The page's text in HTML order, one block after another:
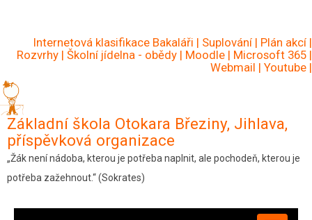
hlavnímuInternetová klasifikace Bakaláři | Suplování | Plán akcí |
Rozvrhy | Školní jídelna - obědy | Moodle | Microsoft 365 |
Webmail | Youtube |
Základní škola Otokara Březiny, Jihlava,
příspěvková organizace
„Žák není nádoba, kterou je potřeba naplnit, ale pochodeň, kterou je
potřeba zažehnout.“ (Sokrates)